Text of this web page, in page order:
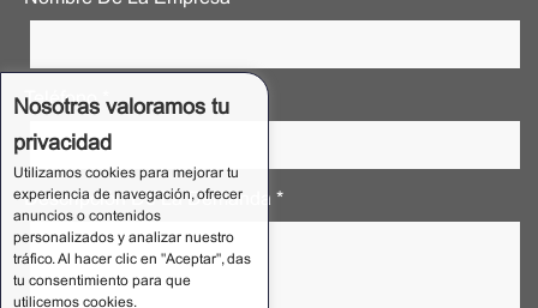
Nosotras valoramos tu
privacidad
Utilizamos cookies para mejorar tu
experiencia de navegación, ofrecer
anuncios o contenidos
personalizados y analizar nuestro
tráfico. Al hacer clic en "Aceptar", das
tu consentimiento para que
utilicemos cookies.
Teléfono *
Descripción De La Demanda *